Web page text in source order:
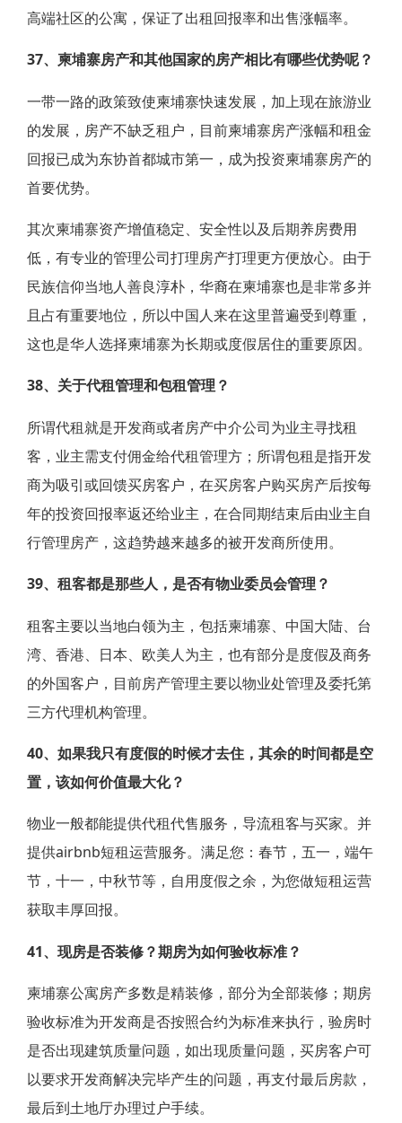
高端社区的公寓，保证了出租回报率和出售涨幅率。
37、柬埔寨房产和其他国家的房产相比有哪些优势呢？
一带一路的政策致使柬埔寨快速发展，加上现在旅游业
的发展，房产不缺乏租户，目前柬埔寨房产涨幅和租金
回报已成为东协首都城市第一，成为投资柬埔寨房产的
首要优势。
其次柬埔寨资产增值稳定、安全性以及后期养房费用
低，有专业的管理公司打理房产打理更方便放心。由于
民族信仰当地人善良淳朴，华裔在柬埔寨也是非常多并
且占有重要地位，所以中国人来在这里普遍受到尊重，
这也是华人选择柬埔寨为长期或度假居住的重要原因。
38、关于代租管理和包租管理？
所谓代租就是开发商或者房产中介公司为业主寻找租
客，业主需支付佣金给代租管理方；所谓包租是指开发
商为吸引或回馈买房客户，在买房客户购买房产后按每
年的投资回报率返还给业主，在合同期结束后由业主自
行管理房产，这趋势越来越多的被开发商所使用。
39、租客都是那些人，是否有物业委员会管理？
租客主要以当地白领为主，包括柬埔寨、中国大陆、台
湾、香港、日本、欧美人为主，也有部分是度假及商务
的外国客户，目前房产管理主要以物业处管理及委托第
三方代理机构管理。
40、如果我只有度假的时候才去住，其余的时间都是空
置，该如何价值最大化？
物业一般都能提供代租代售服务，导流租客与买家。并
提供airbnb短租运营服务。满足您：春节，五一，端午
节，十一，中秋节等，自用度假之余，为您做短租运营
获取丰厚回报。
41、现房是否装修？期房为如何验收标准？
柬埔寨公寓房产多数是精装修，部分为全部装修；期房
验收标准为开发商是否按照合约为标准来执行，验房时
是否出现建筑质量问题，如出现质量问题，买房客户可
以要求开发商解决完毕产生的问题，再支付最后房款，
最后到土地厅办理过户手续。